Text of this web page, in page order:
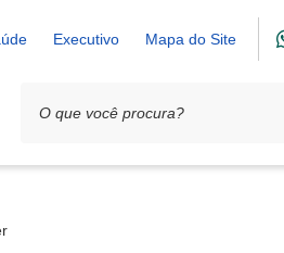
Executivo Mapa do Site